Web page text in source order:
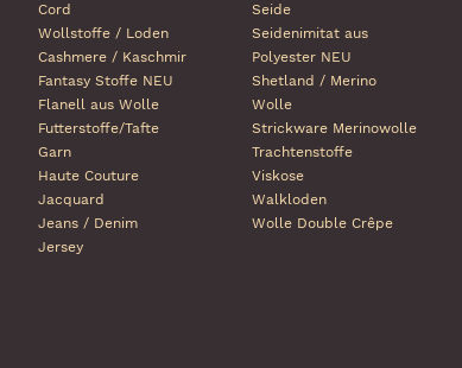
Cord
Wollstoffe / Loden
Cashmere / Kaschmir
Fantasy Stoffe NEU
Flanell aus Wolle
Futterstoffe/Tafte
Garn
Haute Couture
Jacquard
Jeans / Denim
Jersey
Seide
Seidenimitat aus
Polyester NEU
Shetland / Merino
Wolle
Strickware Merinowolle
Trachtenstoffe
Viskose
Walkloden
Wolle Double Crêpe